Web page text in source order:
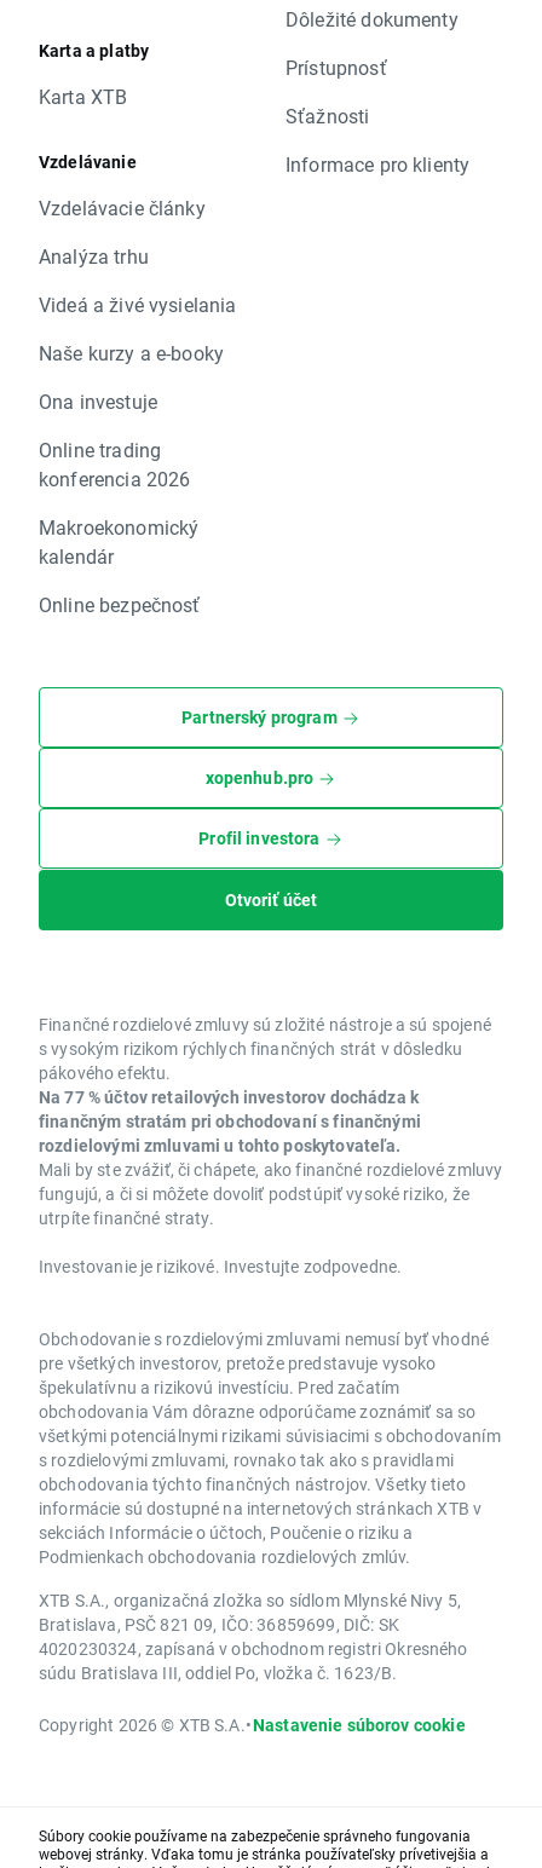
Karta a platby
Karta XTB
Vzdelávanie
Vzdelávacie články
Analýza trhu
Videá a živé vysielania
Naše kurzy a e-booky
Ona investuje
Online trading
konferencia 2026
Makroekonomický
kalendár
Online bezpečnosť
Dôležité dokumenty
Prístupnosť
Sťažnosti
Informace pro klienty
Partnerský program
xopenhub.pro
Profil investora
Otvoriť účet
Finančné rozdielové zmluvy sú zložité nástroje a sú spojené
s vysokým rizikom rýchlych finančných strát v dôsledku
pákového efektu.
Na 77 % účtov retailových investorov dochádza k
finančným stratám pri obchodovaní s finančnými
rozdielovými zmluvami u tohto poskytovateľa.
Mali by ste zvážiť, či chápete, ako finančné rozdielové zmluvy
fungujú, a či si môžete dovoliť podstúpiť vysoké riziko, že
utrpíte finančné straty.
Investovanie je rizikové. Investujte zodpovedne.
Obchodovanie s rozdielovými zmluvami nemusí byť vhodné
pre všetkých investorov, pretože predstavuje vysoko
špekulatívnu a rizikovú investíciu. Pred začatím
obchodovania Vám dôrazne odporúčame zoznámiť sa so
všetkými potenciálnymi rizikami súvisiacimi s obchodovaním
s rozdielovými zmluvami, rovnako tak ako s pravidlami
obchodovania týchto finančných nástrojov. Všetky tieto
informácie sú dostupné na internetových stránkach XTB v
sekciách Informácie o účtoch, Poučenie o riziku a
Podmienkach obchodovania rozdielových zmlúv.
XTB S.A., organizačná zložka so sídlom Mlynské Nivy 5,
Bratislava, PSČ 821 09, IČO: 36859699, DIČ: SK
4020230324, zapísaná v obchodnom registri Okresného
súdu Bratislava III, oddiel Po, vložka č. 1623/B.
Copyright 2026 © XTB S.A.•Nastavenie súborov cookie
Súbory cookie používame na zabezpečenie správneho fungovania
webovej stránky. Vďaka tomu je stránka používateľsky prívetivejšia a